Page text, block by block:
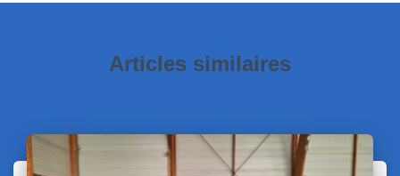
Articles similaires